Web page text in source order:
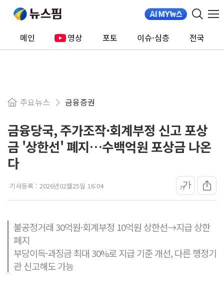
메인 영상 포토 이슈·심층 전국
주요뉴스 금융증권
금융당국, 주가조작·회계부정 신고 포상
금 '상한선' 폐지…수백억원 포상금 나온
다
기사등록 : 2026년02월25일 16:04 가가
불공정거래 30억원·회계부정 10억원 상한선→지급 상한
폐지
부당이득·과징금 최대 30%로 지급 기준 개선, 다른 행정기
관 신고해도 가능